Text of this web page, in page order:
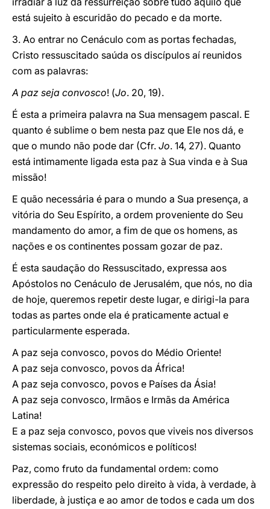
está sujeito à escuridão do pecado e da morte.
3. Ao entrar no Cenáculo com as portas fechadas,
Cristo ressuscitado saúda os discípulos aí reunidos
com as palavras:
A paz seja convosco! (Jo. 20, 19).
É esta a primeira palavra na Sua mensagem pascal. E
quanto é sublime o bem nesta paz que Ele nos dá, e
que o mundo não pode dar (Cfr. Jo. 14, 27). Quanto
está intimamente ligada esta paz à Sua vinda e à Sua
missão!
E quão necessária é para o mundo a Sua presença, a
vitória do Seu Espírito, a ordem proveniente do Seu
mandamento do amor, a fim de que os homens, as
nações e os continentes possam gozar de paz.
É esta saudação do Ressuscitado, expressa aos
Apóstolos no Cenáculo de Jerusalém, que nós, no dia
de hoje, queremos repetir deste lugar, e dirigi-la para
todas as partes onde ela é praticamente actual e
particularmente esperada.
A paz seja convosco, povos do Médio Oriente!
A paz seja convosco, povos da África!
A paz seja convosco, povos e Países da Ásia!
A paz seja convosco, Irmãos e Irmãs da América
Latina!
E a paz seja convosco, povos que viveis nos diversos
sistemas sociais, económicos e políticos!
Paz, como fruto da fundamental ordem: como
expressão do respeito pelo direito à vida, à verdade, à
liberdade, à justiça e ao amor de todos e cada um dos